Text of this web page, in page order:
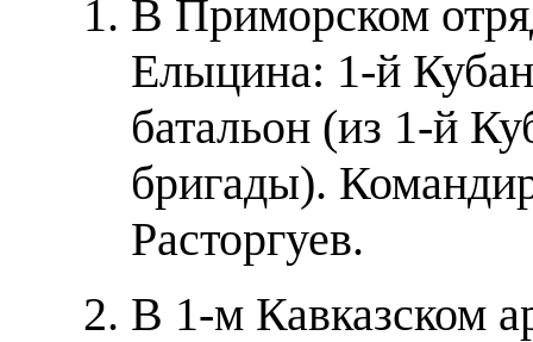
В Приморском
Елыцина: 1-й
батальон (из 1-й
бригады).
Расторгуев.
В 1-м Кавказском